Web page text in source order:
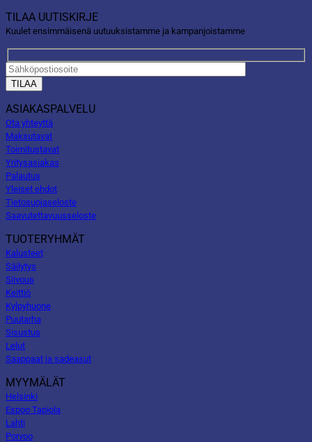
TILAA UUTISKIRJE
Kuulet ensimmäisenä uutuuksistamme ja kampanjoistamme
ASIAKASPALVELU
Ota yhteyttä
Maksutavat
Toimitustavat
Yritysasiakas
Palautus
Yleiset ehdot
Tietosuojaseloste
Saavutettavuusseloste
TUOTERYHMÄT
Kalusteet
Säilytys
Siivous
Keittiö
Kylpyhuone
Puutarha
Sisustus
Lelut
Saappaat ja sadeasut
MYYMÄLÄT
Helsinki
Espoo Tapiola
Lahti
Porvoo